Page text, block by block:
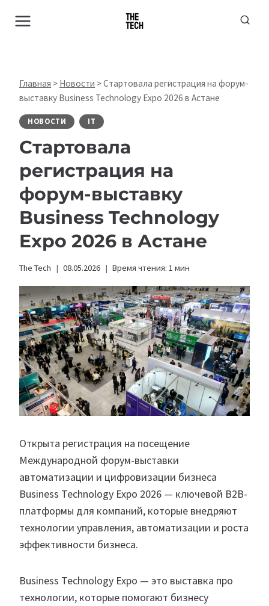
Главная > Новости >Стартовала регистрация на форум-
выставку Business Technology Expo 2026 в Астане
НОВОСТИ IT
Стартовала
регистрация на
форум-выставку
Business Technology
Expo 2026 в Астане
The Tech 08.05.2026 Время чтения: 1 мин
Открыта регистрация на посещение
Международной форум-выставки
автоматизации и цифровизации бизнеса
Business Technology Expo 2026 — ключевой B2B-
платформы для компаний, которые внедряют
технологии управления, автоматизации и роста
эффективности бизнеса.
Business Technology Expo — это выставка про
технологии, которые помогают бизнесу